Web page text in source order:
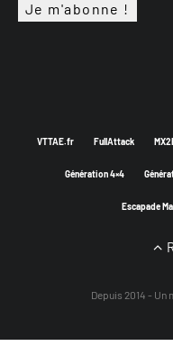
VTTAE.fr FullAttack
Génération 4×4
Escapade
Depuis 2014 - Un